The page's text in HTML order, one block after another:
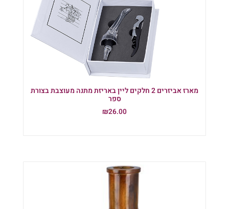
מארז אביזרים 2 חלקים ליין באריזת מתנה מעוצבת בצורת
ספר
₪26.00